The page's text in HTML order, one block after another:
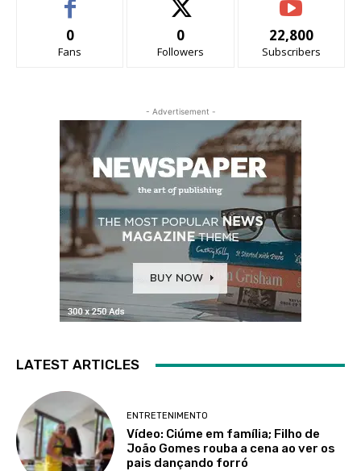
0
Fans
0
Followers
22,800
Subscribers
- Advertisement -
LATEST ARTICLES
ENTRETENIMENTO
Vídeo: Ciúme em família; Filho de
João Gomes rouba a cena ao ver os
pais dançando forró